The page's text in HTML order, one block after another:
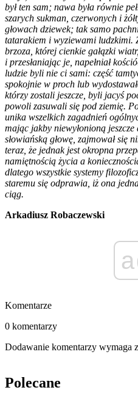
był ten sam; nawa była równie
szarych sukman, czerwonych i
głowach dziewek; tak samo
tatarakiem i wyziewami ludzkimi.
brzoza, której cienkie gałązki
i przesłaniając je, napełniał
ludzie byli nie ci sami: część
spokojnie w proch lub
którzy zostali jeszcze, byli jacyś
powoli zasuwali się pod ziemię.
unika wszelkich zagadnień
mając jakby niewyłonioną jeszcze
słowiańską głowę, zajmował się
teraz, że jednak jest okropna
namiętnością życia a
dlatego wszystkie systemy
staremu się odprawia, iż ona
ciąg.
Arkadiusz Robaczewski
Komentarze
0 komentarzy
Dodawanie komentarzy wymaga
Polecane